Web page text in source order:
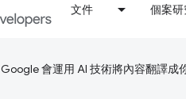
文件 個案
Google 會運用 AI 技術將內容翻譯成